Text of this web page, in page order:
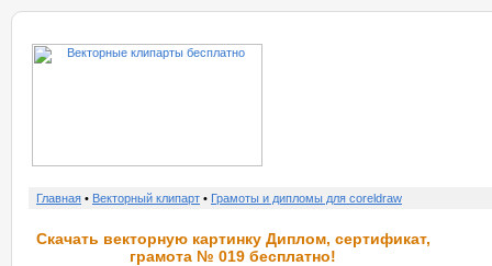
Главная • Векторный клипарт • Грамоты и дипломы для coreldraw
Скачать векторную картинку Диплом, сертификат,
грамота № 019 бесплатно!